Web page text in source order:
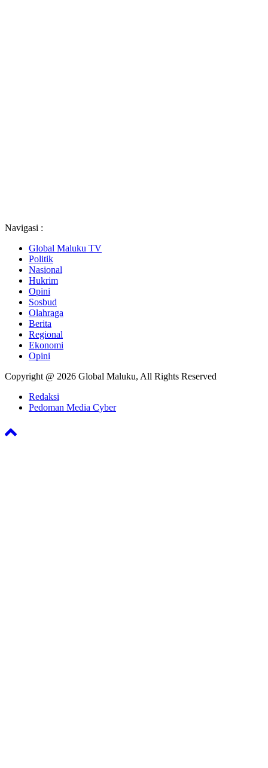
Navigasi :
Global Maluku TV
Politik
Nasional
Hukrim
Opini
Sosbud
Olahraga
Berita
Regional
Ekonomi
Opini
Copyright @ 2026 Global Maluku, All Rights Reserved
Redaksi
Pedoman Media Cyber